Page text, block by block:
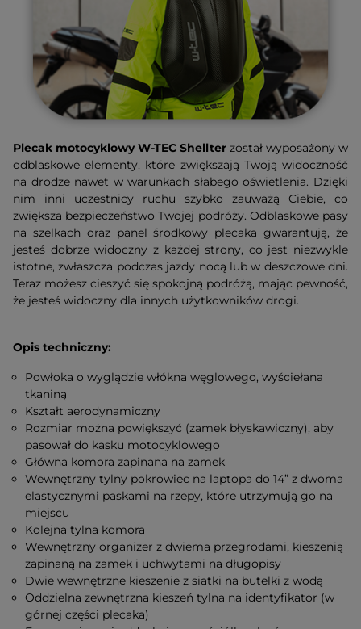
Plecak motocyklowy W-TEC Shellter został wyposażony w
odblaskowe elementy, które zwiększają Twoją widoczność
na drodze nawet w warunkach słabego oświetlenia. Dzięki
nim inni uczestnicy ruchu szybko zauważą Ciebie, co
zwiększa bezpieczeństwo Twojej podróży. Odblaskowe pasy
na szelkach oraz panel środkowy plecaka gwarantują, że
jesteś dobrze widoczny z każdej strony, co jest niezwykle
istotne, zwłaszcza podczas jazdy nocą lub w deszczowe dni.
Teraz możesz cieszyć się spokojną podróżą, mając pewność,
że jesteś widoczny dla innych użytkowników drogi.
Opis techniczny:
Powłoka o wyglądzie włókna węglowego, wyściełana
tkaniną
Kształt aerodynamiczny
Rozmiar można powiększyć (zamek błyskawiczny), aby
pasował do kasku motocyklowego
Główna komora zapinana na zamek
Wewnętrzny tylny pokrowiec na laptopa do 14” z dwoma
elastycznymi paskami na rzepy, które utrzymują go na
miejscu
Kolejna tylna komora
Wewnętrzny organizer z dwiema przegrodami, kieszenią
zapinaną na zamek i uchwytami na długopisy
Dwie wewnętrzne kieszenie z siatki na butelki z wodą
Oddzielna zewnętrzna kieszeń tylna na identyfikator (w
górnej części plecaka)